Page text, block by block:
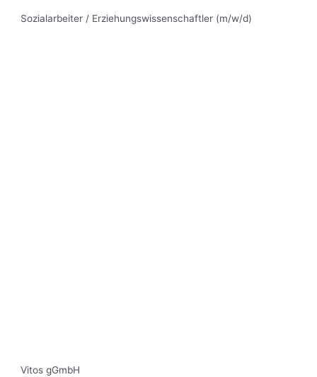
Sozialarbeiter / Erziehungswissenschaftler (m/w/d)
Vitos gGmbH